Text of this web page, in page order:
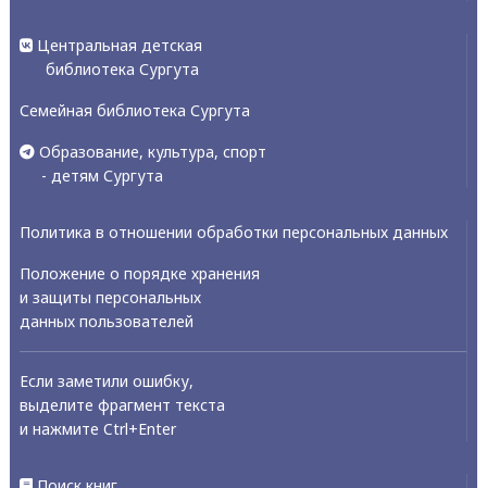
Центральная детская
библиотека Сургута
Семейная библиотека Сургута
Образование, культура, спорт
- детям Сургута
Политика в отношении обработки персональных данных
Положение о порядке хранения
и защиты персональных
данных пользователей
Если заметили ошибку,
выделите фрагмент текста
и нажмите Ctrl+Enter